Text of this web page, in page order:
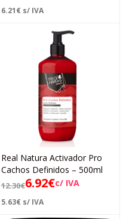
6.21€ s/ IVA
Real Natura Activador Pro
Cachos Definidos – 500ml
12.30€6.92€c/ IVA
5.63€ s/ IVA